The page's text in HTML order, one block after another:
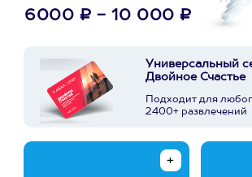
6000 ₽ - 10 000 ₽
Универсальный
Двойное Счастье
Подходит для
2400+ развлечений